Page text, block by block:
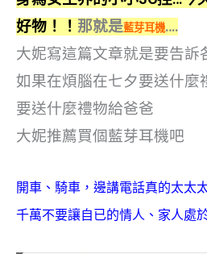
好物！！ 那就是藍芽耳機….
大妮寫這篇文章就是要告訴
如果在煩腦在七夕要送什麼
要送什麼禮物給爸爸
大妮推薦買個藍芽耳機吧
開車、騎車，邊講電話真的太太
千萬不要讓自已的情人、家人處